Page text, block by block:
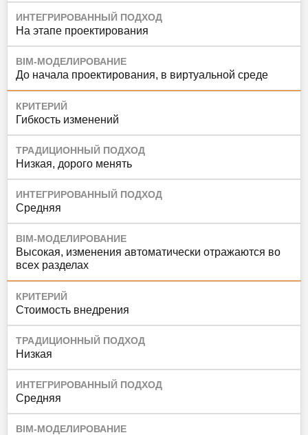
ИНТЕГРИРОВАННЫЙ ПОДХОД
На этапе проектирования
BIM-МОДЕЛИРОВАНИЕ
До начала проектирования, в виртуальной среде
КРИТЕРИЙ
Гибкость изменений
ТРАДИЦИОННЫЙ ПОДХОД
Низкая, дорого менять
ИНТЕГРИРОВАННЫЙ ПОДХОД
Средняя
BIM-МОДЕЛИРОВАНИЕ
Высокая, изменения автоматически отражаются во
всех разделах
КРИТЕРИЙ
Стоимость внедрения
ТРАДИЦИОННЫЙ ПОДХОД
Низкая
ИНТЕГРИРОВАННЫЙ ПОДХОД
Средняя
BIM-МОДЕЛИРОВАНИЕ